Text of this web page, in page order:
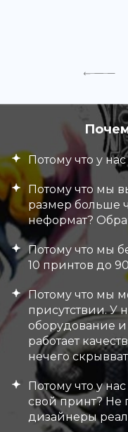
Потому что у
Потому что мы
размер больше
неформат?
Потому что мы
10 принтов до
Потому что мы
присутствии. У
оборудование и
работает
нечего
Потому что у
свой принт?
дизайнеры